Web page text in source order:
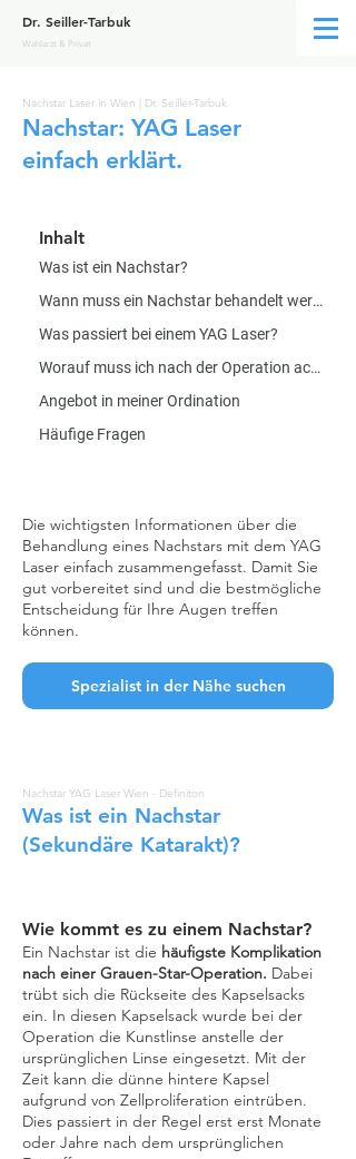
Dr. Seiller-Tarbuk
Wahlarzt & Privat
Nachstar Laser in Wien | Dr. Seiller-Tarbuk
Nachstar: YAG Laser
einfach erklärt.
Inhalt
Was ist ein Nachstar?
Wann muss ein Nachstar behandelt werden?
Was passiert bei einem YAG Laser?
Worauf muss ich nach der Operation achten?
Angebot in meiner Ordination
Häufige Fragen
Die wichtigsten Informationen über die
Behandlung eines Nachstars mit dem YAG
Laser einfach zusammengefasst. Damit Sie
gut vorbereitet sind und die bestmögliche
Entscheidung für Ihre Augen treffen
können.
Spezialist in der Nähe suchen
Nachstar YAG Laser Wien - Definiton
Was ist ein Nachstar
(Sekundäre Katarakt)?
Wie kommt es zu einem Nachstar?
Ein Nachstar ist die häufigste Komplikation
nach einer Grauen-Star-Operation. Dabei
trübt sich die Rückseite des Kapselsacks
ein. In diesen Kapselsack wurde bei der
Operation die Kunstlinse anstelle der
ursprünglichen Linse eingesetzt. Mit der
Zeit kann die dünne hintere Kapsel
aufgrund von Zellproliferation eintrüben.
Dies passiert in der Regel erst erst Monate
oder Jahre nach dem ursprünglichen